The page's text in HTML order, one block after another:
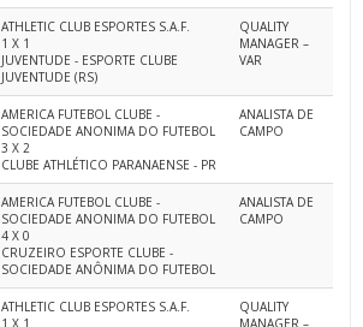
ATHLETIC CLUB ESPORTES S.A.F.
1 X 1
JUVENTUDE - ESPORTE CLUBE
JUVENTUDE (RS)
QUALITY
MANAGER –
VAR
AMERICA FUTEBOL CLUBE -
SOCIEDADE ANONIMA DO FUTEBOL
3 X 2
CLUBE ATHLÉTICO PARANAENSE - PR
ANALISTA DE
CAMPO
AMERICA FUTEBOL CLUBE -
SOCIEDADE ANONIMA DO FUTEBOL
4 X 0
CRUZEIRO ESPORTE CLUBE -
SOCIEDADE ANÔNIMA DO FUTEBOL
ANALISTA DE
CAMPO
ATHLETIC CLUB ESPORTES S.A.F.
1 X 1
QUALITY
MANAGER –